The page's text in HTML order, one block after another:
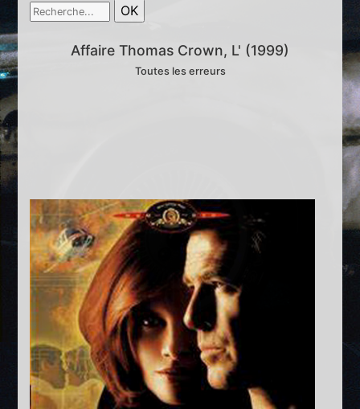
Affaire Thomas Crown, L' (1999)
Toutes les erreurs